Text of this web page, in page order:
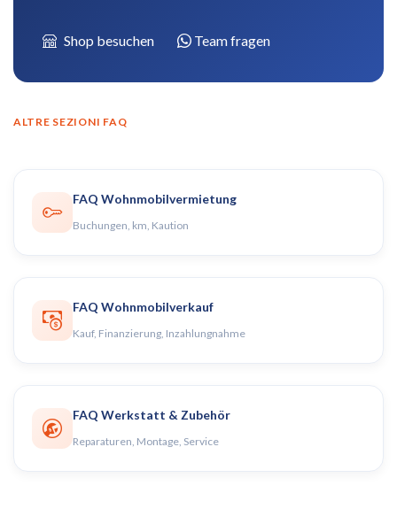
Shop besuchen Team fragen
ALTRE SEZIONI FAQ
FAQ Wohnmobilvermietung
Buchungen, km, Kaution
FAQ Wohnmobilverkauf
Kauf, Finanzierung, Inzahlungnahme
FAQ Werkstatt & Zubehör
Reparaturen, Montage, Service